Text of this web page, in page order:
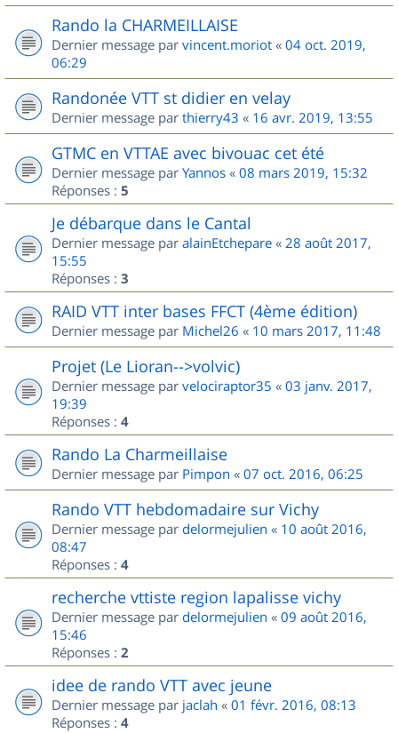
Rando la CHARMEILLAISE
Dernier message par vincent.moriot « 04 oct. 2019,
06:29
Randonée VTT st didier en velay
Dernier message par thierry43 « 16 avr. 2019, 13:55
GTMC en VTTAE avec bivouac cet été
Dernier message par Yannos « 08 mars 2019, 15:32
Réponses : 5
Je débarque dans le Cantal
Dernier message par alainEtchepare « 28 août 2017,
15:55
Réponses : 3
RAID VTT inter bases FFCT (4ème édition)
Dernier message par Michel26 « 10 mars 2017, 11:48
Projet (Le Lioran-->volvic)
Dernier message par velociraptor35 « 03 janv. 2017,
19:39
Réponses : 4
Rando La Charmeillaise
Dernier message par Pimpon « 07 oct. 2016, 06:25
Rando VTT hebdomadaire sur Vichy
Dernier message par delormejulien « 10 août 2016,
08:47
Réponses : 4
recherche vttiste region lapalisse vichy
Dernier message par delormejulien « 09 août 2016,
15:46
Réponses : 2
idee de rando VTT avec jeune
Dernier message par jaclah « 01 févr. 2016, 08:13
Réponses : 4